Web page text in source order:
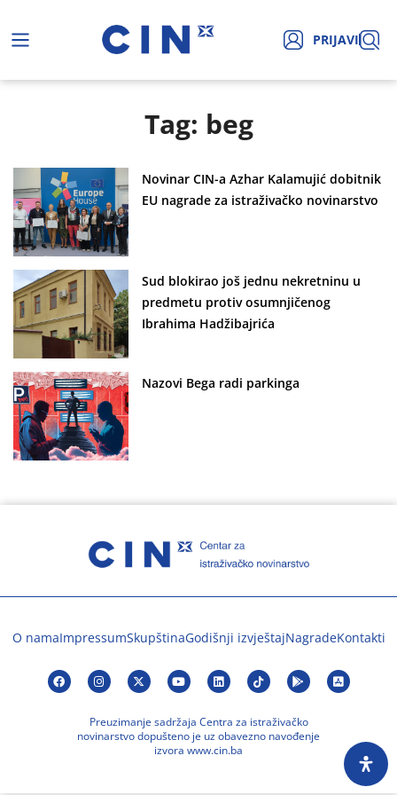
PRIJAVI
Tag: beg
Novinar CIN-a Azhar Kalamujić dobitnik
EU nagrade za istraživačko novinarstvo
Sud blokirao još jednu nekretninu u
predmetu protiv osumnjičenog
Ibrahima Hadžibajrića
Nazovi Bega radi parkinga
O namaImpressumSkupštinaGodišnji izvještajNagradeKontakti
Preuzimanje sadržaja Centra za istraživačko
novinarstvo dopušteno je uz obavezno navođenje
izvora www.cin.ba